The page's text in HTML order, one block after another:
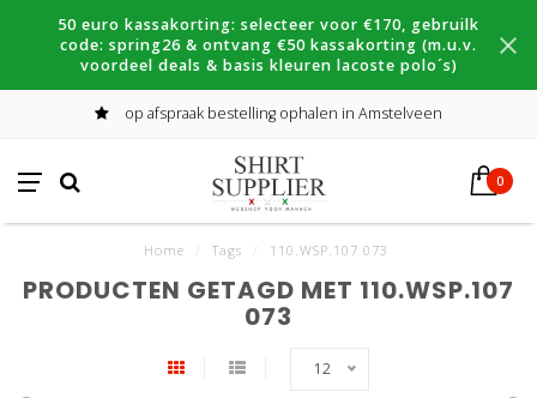
50 euro kassakorting: selecteer voor €170, gebruilk
code: spring26 & ontvang €50 kassakorting (m.u.v.
voordeel deals & basis kleuren lacoste polo´s)
op afspraak bestelling ophalen in Amstelveen
0
Home Tags 110.WSP.107 073
PRODUCTEN GETAGD MET 110.WSP.107
073
12